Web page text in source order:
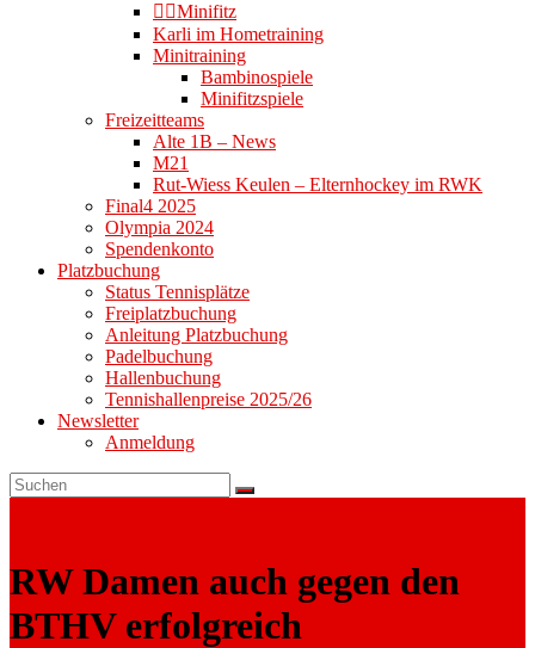
👉🏻Minifitz
Karli im Hometraining
Minitraining
Bambinospiele
Minifitzspiele
Freizeitteams
Alte 1B – News
M21
Rut-Wiess Keulen – Elternhockey im RWK
Final4 2025
Olympia 2024
Spendenkonto
Platzbuchung
Status Tennisplätze
Freiplatzbuchung
Anleitung Platzbuchung
Padelbuchung
Hallenbuchung
Tennishallenpreise 2025/26
Newsletter
Anmeldung
RW Damen auch gegen den
BTHV erfolgreich